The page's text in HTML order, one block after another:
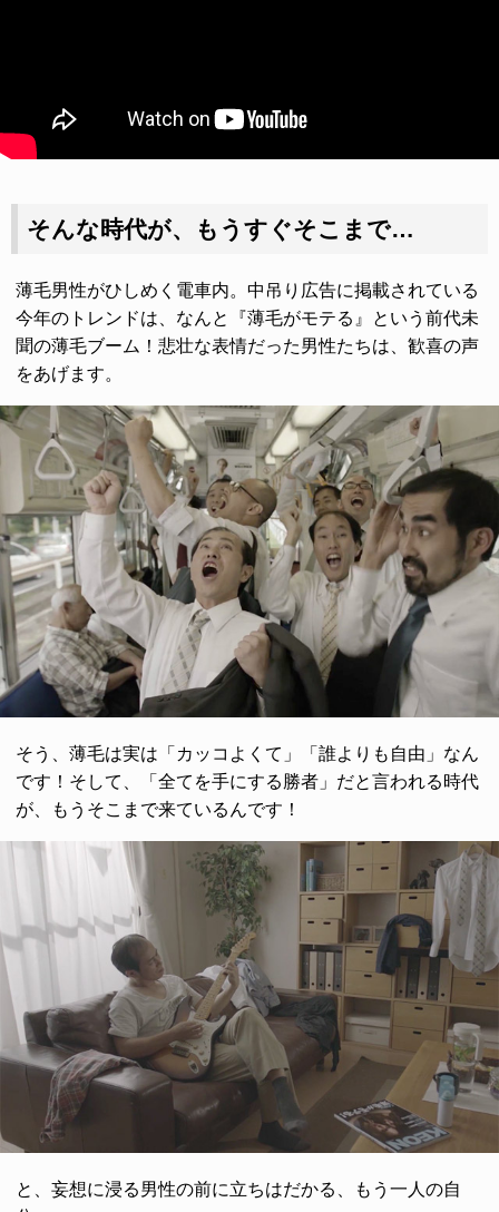
そんな時代が、もうすぐそこまで…
薄毛男性がひしめく電車内。中吊り広告に掲載されている
今年のトレンドは、なんと『薄毛がモテる』という前代未
聞の薄毛ブーム！悲壮な表情だった男性たちは、歓喜の声
をあげます。
そう、薄毛は実は「カッコよくて」「誰よりも自由」なん
です！そして、「全てを手にする勝者」だと言われる時代
が、もうそこまで来ているんです！
と、妄想に浸る男性の前に立ちはだかる、もう一人の自